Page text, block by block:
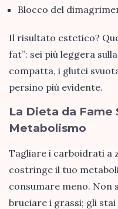
Blocco del
Il risultato estetico?
fat”: sei più leggera
compatta, i glutei
persino più evidente.
La Dieta da Fame
Metabolismo
Tagliare i carboidrati a
costringe il tuo
consumare meno. Non
bruciare i grassi; gli